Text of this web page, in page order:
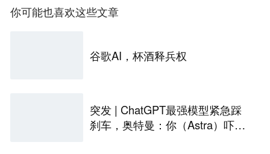
你可能也喜欢这些文章
谷歌AI，杯酒释兵权
突发 | ChatGPT最强模型紧急踩
刹车，奥特曼：你（Astra）吓到